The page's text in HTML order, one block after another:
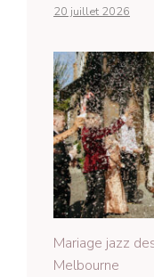
20 juillet 2026
Mariage jazz
Melbourne